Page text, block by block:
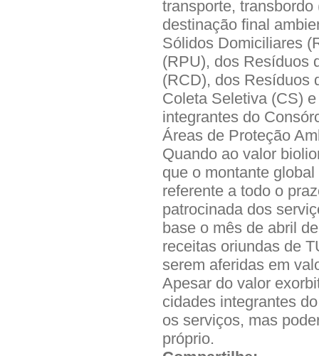
transporte,
destinação final
Sólidos Domiciliares
(RPU), dos Resíduos
(RCD), dos Resíduos
Coleta Seletiva (CS)
integrantes do
Áreas de Proteção
Quando ao valor
que o montante
referente a todo o
patrocinada dos
base o mês de abril
receitas oriundas de
serem aferidas em
Apesar do valor
cidades integrantes
os serviços, mas
próprio.